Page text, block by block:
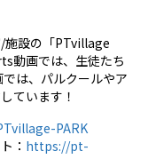
施設の「PTvillage
動画では、生徒たち
は、パルクールやア
ています！
PARK
： https://pt-